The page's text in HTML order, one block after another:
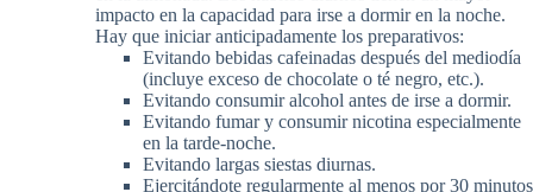
impacto en la capacidad para irse a dormir en la noche.
Hay que iniciar anticipadamente los preparativos:
Evitando bebidas cafeinadas después del mediodía
(incluye exceso de chocolate o té negro, etc.).
Evitando consumir alcohol antes de irse a dormir.
Evitando fumar y consumir nicotina especialmente
en la tarde-noche.
Evitando largas siestas diurnas.
Ejercitándote regularmente al menos por 30 minutos